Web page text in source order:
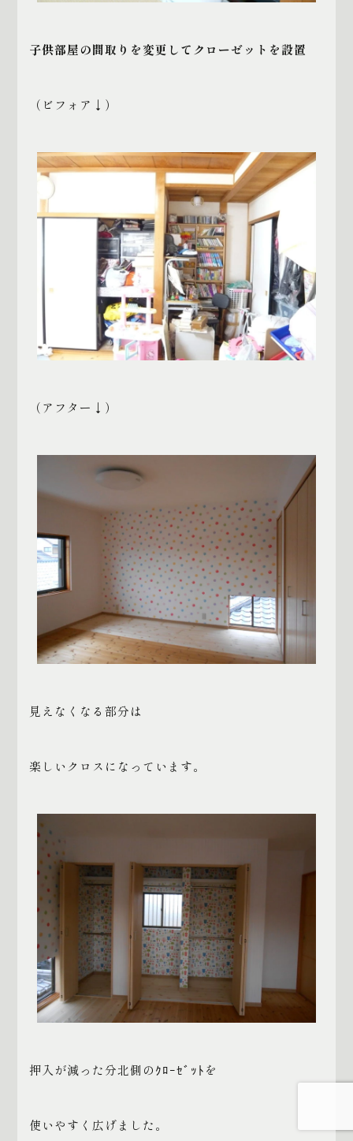
子供部屋の間取りを変更してクローゼットを設置
（ビフォア↓）
（アフター↓）
見えなくなる部分は
楽しいクロスになっています。
押入が減った分北側のｸﾛｰｾﾞｯﾄを
使いやすく広げました。